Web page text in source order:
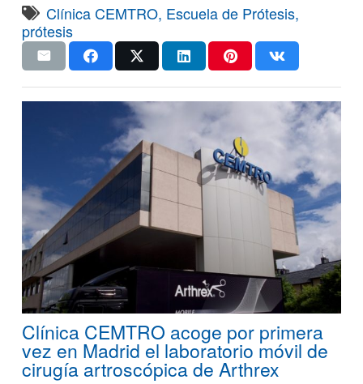
Clínica CEMTRO, Escuela de Prótesis,
prótesis
Clínica CEMTRO acoge por primera
vez en Madrid el laboratorio móvil de
cirugía artroscópica de Arthrex